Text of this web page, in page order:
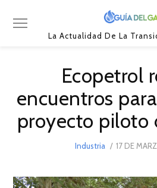
La Actualidad De La
Ecopetrol
encuentros
proyecto piloto
Industria
POSTED
17 DE